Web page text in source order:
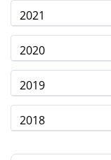
2021
2020
2019
2018